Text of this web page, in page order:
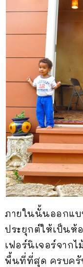
ภายในนั้นออกแบ
ประยุกต์ให้เป็นห้
เฟอร์นิเจอร์จาก
พื้นที่ที่สุด ครบครั